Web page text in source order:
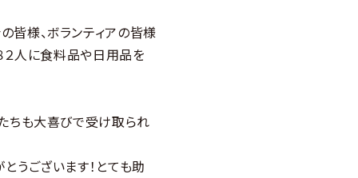
様、ボランティアの皆様
２人に食料品や日用品を
ちも大喜びで受け取られ
うございます！とても助